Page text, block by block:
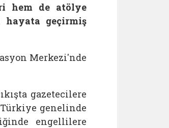
hem de atölye
hayata geçirmiş
Merkezi'nde
gazetecilere
Türkiye genelinde
engellilere